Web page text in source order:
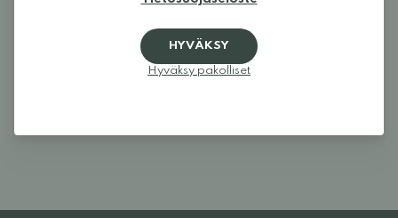
Tuotteella ei ole vielä yhtään
HYVÄKSY
Hyväksy pakolliset